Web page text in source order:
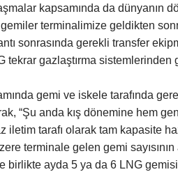
kapsamında da dünyanın
terminalimize geldikten
sonrasında gerekli transfer
tekrar gazlaştırma
gemi ve iskele tarafında
“Şu anda kış dönemine hem
tarafı olarak tam kapasite
terminale gelen gemi sayısının
birlikte ayda 5 ya da 6 LNG